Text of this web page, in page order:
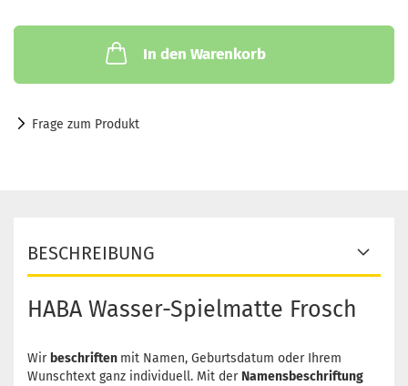
In den Warenkorb
Frage zum Produkt
BESCHREIBUNG
HABA Wasser-Spielmatte Frosch
Wir beschriften mit Namen, Geburtsdatum oder Ihrem
Wunschtext ganz individuell. Mit der Namensbeschriftung